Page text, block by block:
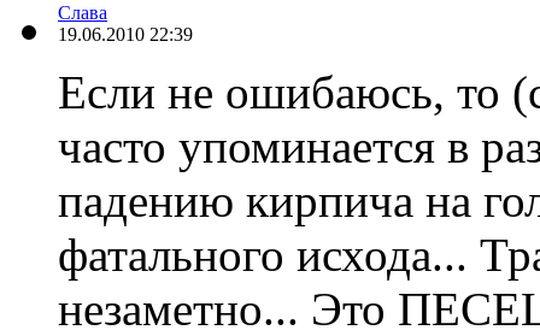
Слава
19.06.2010 22:39
Если не ошибаюсь, то
часто упоминается в
падению кирпича на
фатального исхода...
незаметно... Это